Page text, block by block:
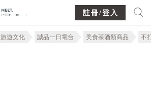
註冊/登入
旅遊文化 誠品一日電台 美食茶酒類商品 不